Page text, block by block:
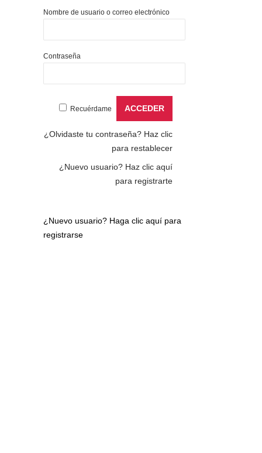
Nombre de usuario o correo electrónico
Contraseña
Recuérdame
¿Olvidaste tu contraseña? Haz clic
para restablecer
¿Nuevo usuario? Haz clic aquí
para registrarte
¿Nuevo usuario? Haga clic aquí para
registrarse